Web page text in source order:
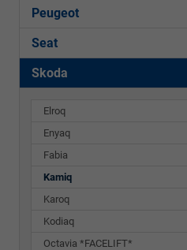
Peugeot
Seat
Skoda
Elroq
Enyaq
Fabia
Kamiq
Karoq
Kodiaq
Octavia *FACELIFT*